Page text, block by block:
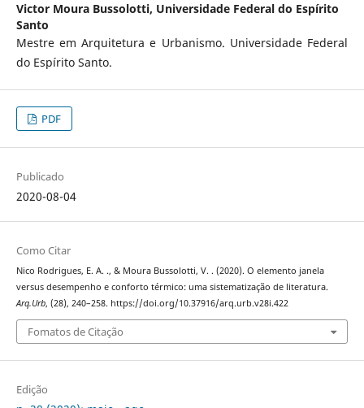
Victor Moura Bussolotti, Universidade Federal do Espírito
Santo
Mestre em Arquitetura e Urbanismo. Universidade Federal
do Espírito Santo.
PDF
Publicado
2020-08-04
Como Citar
Nico Rodrigues, E. A. ., & Moura Bussolotti, V. . (2020). O elemento janela
versus desempenho e conforto térmico: uma sistematização de literatura.
Arq.Urb, (28), 240–258. https://doi.org/10.37916/arq.urb.v28i.422
Fomatos de Citação
Edição